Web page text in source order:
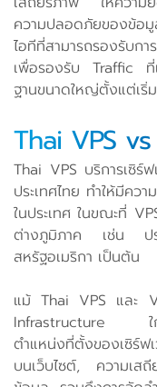
ความปลอดภัยของข้อ
ไอทีที่สามารถรองรับ
เพื่อรองรับ Traffic ที่
ฐานขนาดใหญ่ตั้งแต่เริ่
Thai VPS
Thai VPS บริการเซิร์
ประเทศไทย ทำให้มีควา
ในประเทศ ในขณะที่
ต่างภูมิภาค เช่น ป
สหรัฐอเมริกา เป็นต้น
แม้ Thai VPS และ
Infrastructure ใ
ตำแหน่งที่ตั้งของเซิร์ฟ
บนเว็บไซต์, ความเส